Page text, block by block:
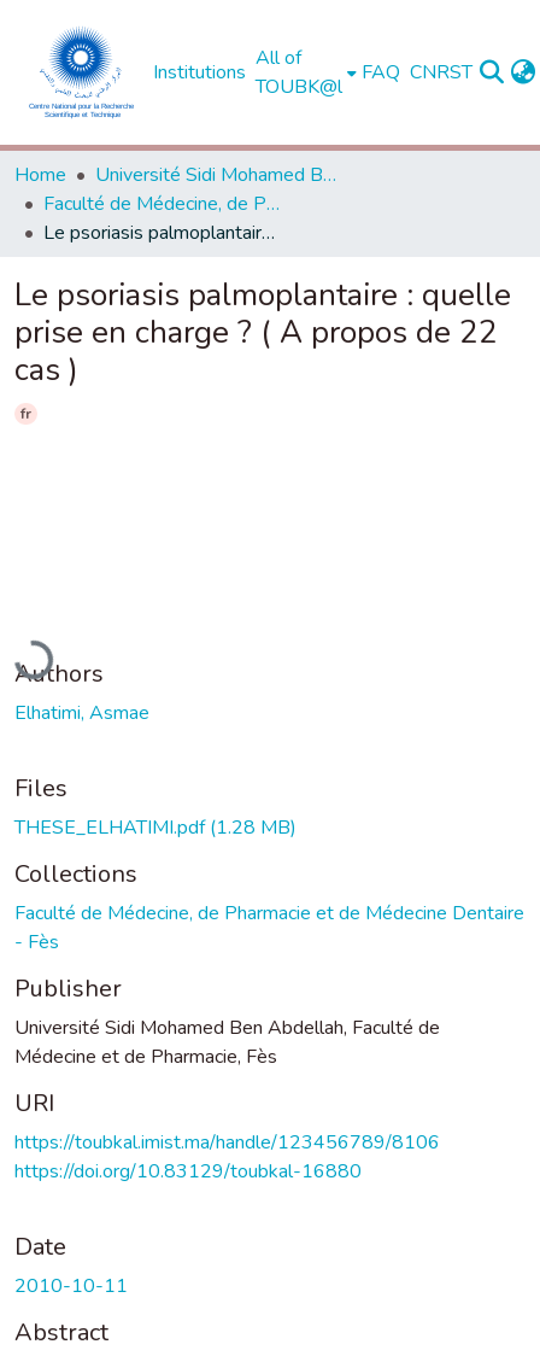
Institutions
All of
TOUBK@l
FAQ CNRST
Home
Université Sidi Mohamed Ben Abdellah de Fès
Faculté de Médecine, de Pharmacie et de Médecine Dentaire - Fès
Le psoriasis palmoplantaire : quelle prise en charge ? ( A propos de 22 cas )
Le psoriasis palmoplantaire : quelle
prise en charge ? ( A propos de 22
cas )
fr
Loading...
Authors
Elhatimi, Asmae
Files
THESE_ELHATIMI.pdf(1.28 MB)
Collections
Faculté de Médecine, de Pharmacie et de Médecine Dentaire
- Fès
Publisher
Université Sidi Mohamed Ben Abdellah, Faculté de
Médecine et de Pharmacie, Fès
URI
https://toubkal.imist.ma/handle/123456789/8106
https://doi.org/10.83129/toubkal-16880
Date
2010-10-11
Abstract